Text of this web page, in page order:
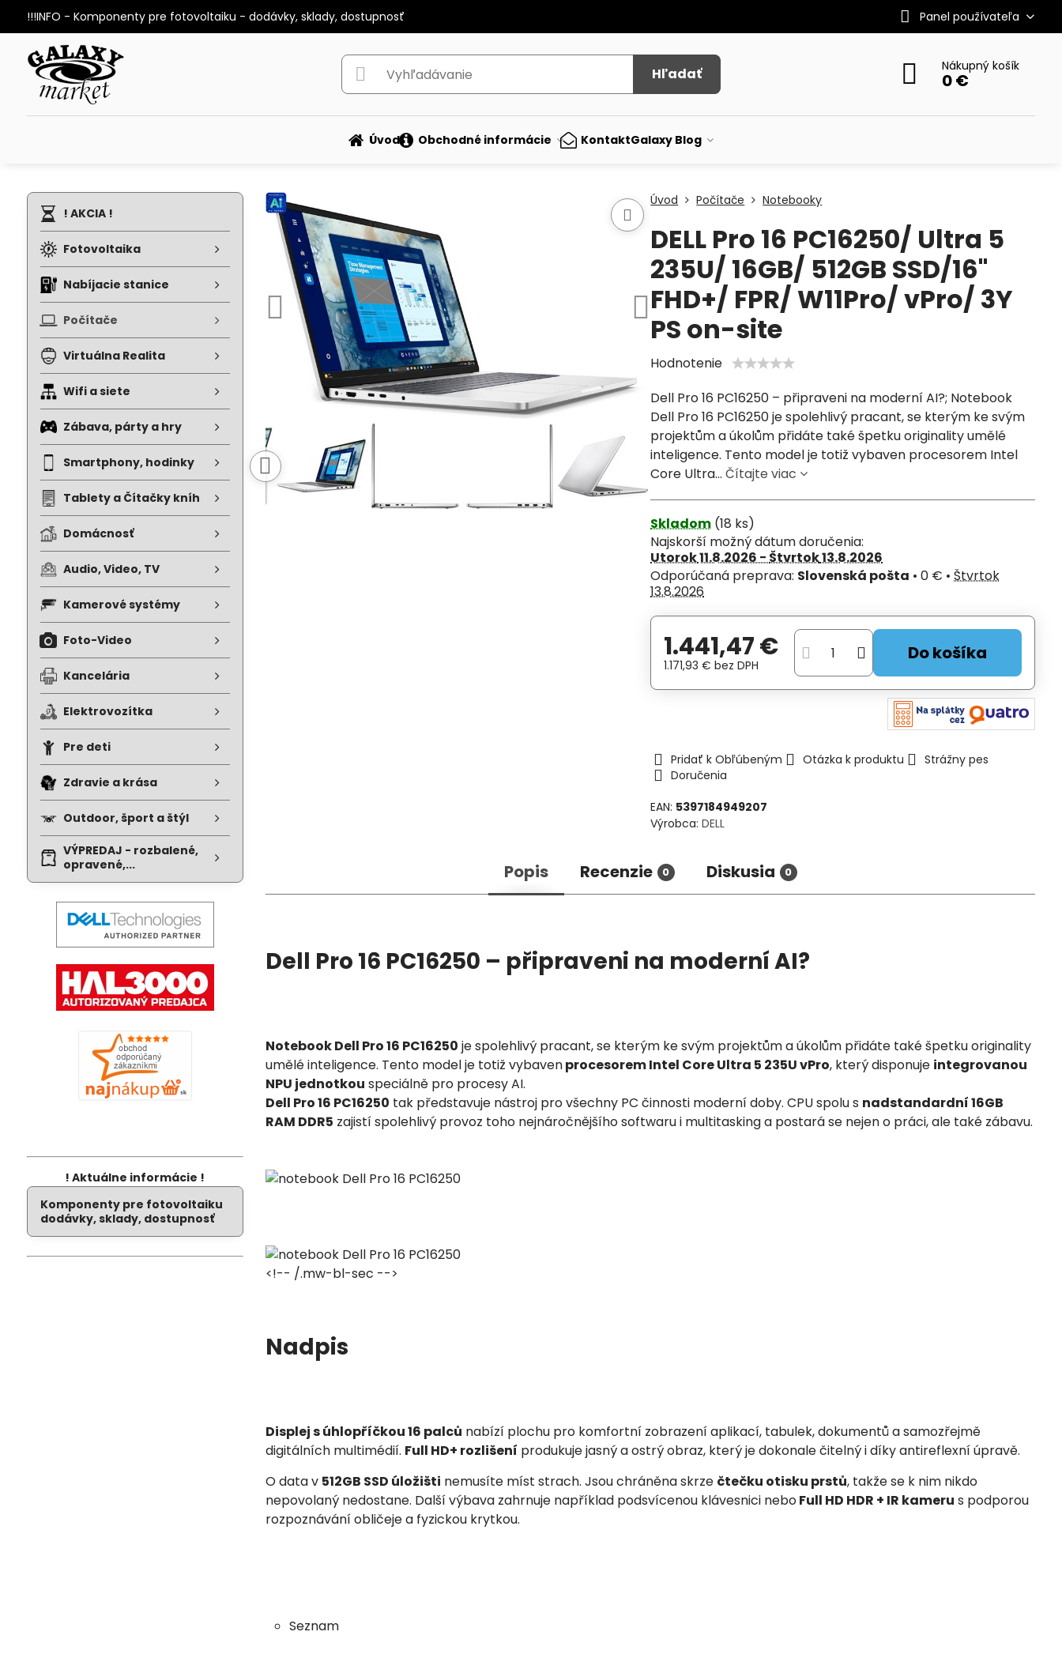
!!!INFO - Komponenty pre fotovoltaiku - dodávky, sklady, dostupnosť Panel používateľa
Hľadať Nákupný košík
0 €
Úvod Obchodné informácie KontaktGalaxy Blog
Úvod Počítače Notebooky
DELL Pro 16 PC16250/ Ultra 5
235U/ 16GB/ 512GB SSD/16"
FHD+/ FPR/ W11Pro/ vPro/ 3Y
PS on-site
Hodnotenie
Dell Pro 16 PC16250 – připraveni na moderní AI?; Notebook
Dell Pro 16 PC16250 je spolehlivý pracant, se kterým ke svým
projektům a úkolům přidáte také špetku originality umělé
inteligence. Tento model je totiž vybaven procesorem Intel
Core Ultra...Čítajte viac
Skladom (18 ks)
Najskorší možný dátum doručenia:
Utorok11.8.2026 −Štvrtok13.8.2026
Slovenská pošta •0 € •Štvrtok
13.8.2026
1.441,47 €
1.171,93 €bez DPH
Do košíka
Pridať k Obľúbeným Otázka k produktu
Strážny pes
Doručenia
EAN: 5397184949207
Výrobca:DELL
Popis Recenzie 0 Diskusia 0
Dell Pro 16 PC16250 – připraveni na moderní AI?
Notebook Dell Pro 16 PC16250 je spolehlivý pracant, se kterým ke svým projektům a úkolům přidáte také špetku originality
umělé inteligence. Tento model je totiž vybavenprocesorem Intel Core Ultra 5 235U vPro, který disponuje integrovanou
NPU jednotkou speciálně pro procesy AI.
Dell Pro 16 PC16250 tak představuje nástroj pro všechny PC činnosti moderní doby. CPU spolu s nadstandardní 16GB
RAM DDR5 zajistí spolehlivý provoz toho nejnáročnějšího softwaru i multitasking a postará se nejen o práci, ale také zábavu.
<!-- /.mw-bl-sec -->
Nadpis
Displej s úhlopříčkou 16 palců nabízí plochu pro komfortní zobrazení aplikací, tabulek, dokumentů a samozřejmě
digitálních multimédií. Full HD+ rozlišení produkuje jasný a ostrý obraz, který je dokonale čitelný i díky antireflexní úpravě.
O data v 512GB SSD úložišti nemusíte míst strach. Jsou chráněna skrze čtečku otisku prstů, takže se k nim nikdo
nepovolaný nedostane. Další výbava zahrnuje například podsvícenou klávesnici neboFull HD HDR + IR kameru s podporou
rozpoznávání obličeje a fyzickou krytkou.
Seznam
! AKCIA !
Fotovoltaika
Nabíjacie stanice
Počítače
Virtuálna Realita
Wifi a siete
Zábava, párty a hry
Smartphony, hodinky
Tablety a Čítačky kníh
Domácnosť
Audio, Video, TV
Kamerové systémy
Foto-Video
Kancelária
Elektrovozítka
Pre deti
Zdravie a krása
Outdoor, šport a štýl
VÝPREDAJ - rozbalené,
opravené,...
! Aktuálne informácie !
Komponenty pre fotovoltaiku
dodávky, sklady, dostupnosť